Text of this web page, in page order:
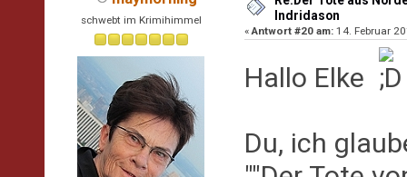
schwebt im Krimihimmel
Indridason
«Antwort #20 am: 14. Februar
Hallo Elke
Du, ich